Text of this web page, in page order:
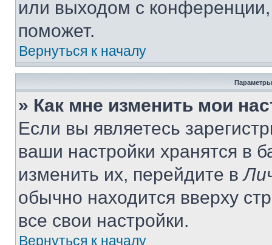
или выходом с
поможет.
Вернуться к началу
Параметры
» Как мне изменить мои
Если вы являетесь
ваши настройки хранятся в
изменить их, перейдите в
обычно находится вверху
все свои настройки.
Вернуться к началу